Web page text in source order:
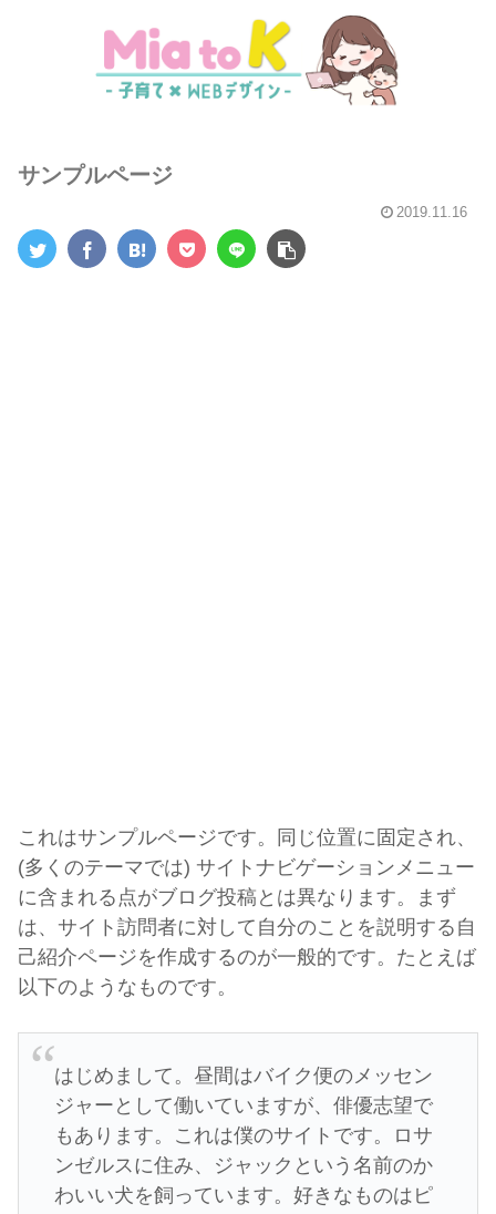
サンプルページ
2019.11.16
これはサンプルページです。同じ位置に固定され、
(多くのテーマでは) サイトナビゲーションメニュー
に含まれる点がブログ投稿とは異なります。まず
は、サイト訪問者に対して自分のことを説明する自
己紹介ページを作成するのが一般的です。たとえば
以下のようなものです。
はじめまして。昼間はバイク便のメッセン
ジャーとして働いていますが、俳優志望で
もあります。これは僕のサイトです。ロサ
ンゼルスに住み、ジャックという名前のか
わいい犬を飼っています。好きなものはピ